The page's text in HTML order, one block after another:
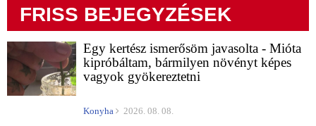
FRISS BEJEGYZÉSEK
Egy kertész ismerősöm javasolta - Mióta
kipróbáltam, bármilyen növényt képes
vagyok gyökereztetni
Konyha 2026. 08. 08.